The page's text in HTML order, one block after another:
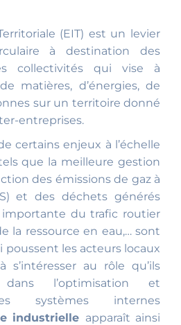
(EIT) est un levier
à destination des
collectivités qui vise à
matières, d’énergies, de
sur un territoire donné
entreprises.
certains enjeux à l’échelle
que la meilleure gestion
des émissions de gaz à
et des déchets générés
du trafic routier
la ressource en eau,… sont
les acteurs locaux
s’intéresser au rôle qu’ils
l’optimisation et
systèmes internes
industrielle apparaît ainsi